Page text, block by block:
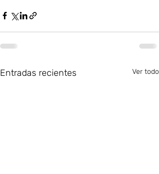
Entradas recientes Ver todo